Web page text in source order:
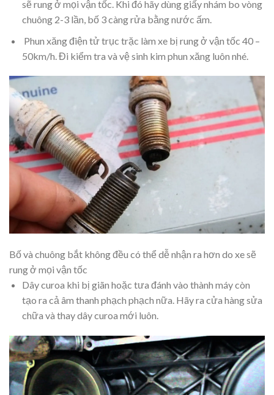
sẽ rung ở mọi vận tốc. Khi đó hãy dùng giấy nhám bo vòng
chuông 2-3 lần, bố 3 càng rửa bằng nước ấm.
Phun xăng điện tử trục trặc làm xe bị rung ở vận tốc 40 –
50km/h. Đi kiểm tra và vệ sinh kim phun xăng luôn nhé.
Bố và chuông bắt không đều có thể dễ nhận ra hơn do xe sẽ
rung ở mọi vận tốc
Dây curoa khi bị giãn hoặc tưa đánh vào thành máy còn
tạo ra cả âm thanh phạch phạch nữa. Hãy ra cửa hàng sửa
chữa và thay dây curoa mới luôn.